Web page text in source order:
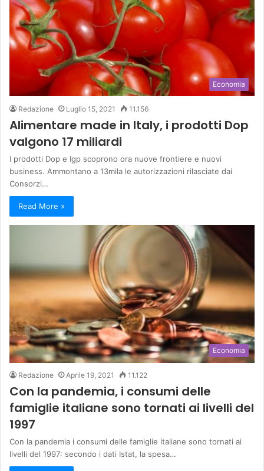
Economia
Redazione Luglio 15, 2021 11.156
Alimentare made in Italy, i prodotti Dop
valgono 17 miliardi
I prodotti Dop e Igp scoprono ora nuove frontiere e nuovi
business. Ammontano a 13mila le autorizzazioni rilasciate dai
Consorzi…
Read More »
Economia
Redazione Aprile 19, 2021 11.122
Con la pandemia, i consumi delle
famiglie italiane sono tornati ai livelli del
1997
Con la pandemia i consumi delle famiglie italiane sono tornati ai
livelli del 1997: secondo i dati Istat, la spesa…